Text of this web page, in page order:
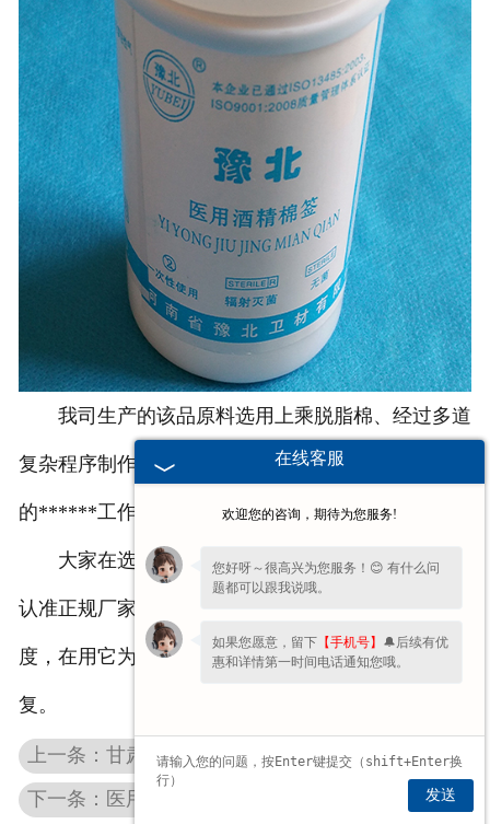
我司生产的该品原料选用上乘脱脂棉、经过多道
复杂程序制作而成，在生产过程中对产品进行了彻底
的******工作，能够******产品的无菌性和清洁度。
大家在选择医用酒精棉签及相关卫生用品时，要
认准正规厂家，这样产品才能在根源******其卫生程
度，在用它为伤口进行******时才能更有利于伤口恢
复。
上一条：甘肃医用碘伏棉签能够加速伤口愈合
下一条：医用防护服与隔离衣采购概念区分
在线客服
欢迎您的咨询，期待为您服务!
您好呀～很高兴为您服务！😊 有什么问
题都可以跟我说哦。
如果您愿意，留下 【手机号】 🔔后续有优
惠和详情第一时间电话通知您哦。
发送